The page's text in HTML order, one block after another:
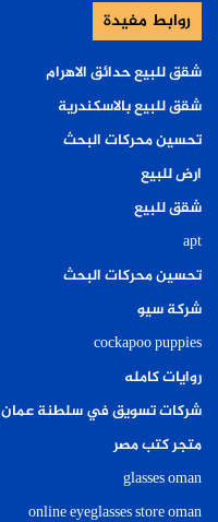
روابط مفيدة
شقق للبيع حدائق الاهرام
شقق للبيع بالاسكندرية
تحسين محركات البحث
ارض للبيع
شقق للبيع
apt
تحسين محركات البحث
شركة سيو
cockapoo puppies
روايات كامله
شركات تسويق في سلطنة عمان
متجر كتب مصر
glasses oman
online eyeglasses store oman